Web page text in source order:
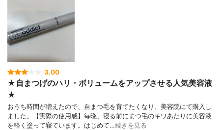
3.00
★自まつげのハリ・ボリュームをアップさせる人気美容液
★
おうち時間が増えたので、自まつ毛を育てたくなり、美容院にて購入し
ました。【実際の使用感】毎晩、寝る前にまつ毛のキワあたりに美容液
を軽く塗って寝ています。はじめて…続きを見る